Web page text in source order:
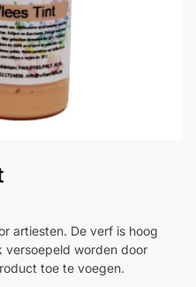
artiesten. De verf is hoog
versoepeld worden door
toe te voegen.